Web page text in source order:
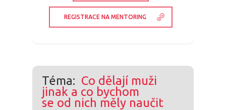
REGISTRACE NA MENTORING
Téma: Co dělají muži
jinak a co bychom
se od nich měly naučit